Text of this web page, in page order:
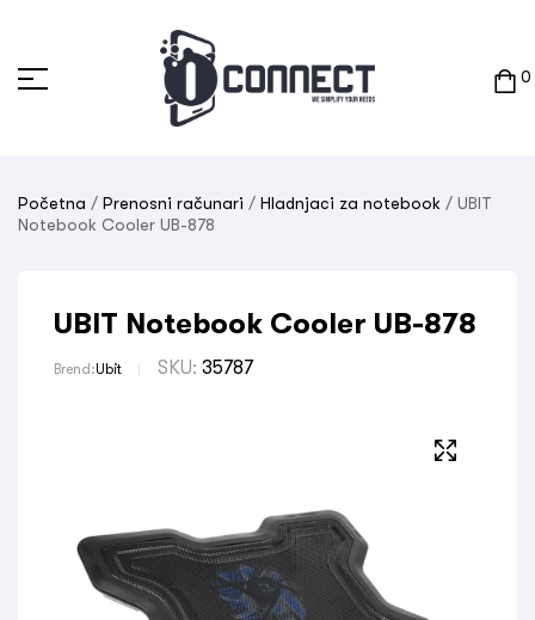
0
Početna / Prenosni računari / Hladnjaci za notebook / UBIT
Notebook Cooler UB-878
UBIT Notebook Cooler UB-878
Brend:Ubit SKU: 35787